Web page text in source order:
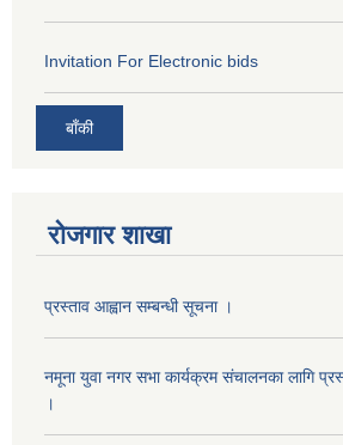
Invitation For Electronic bids
बाँकी
रोजगार शाखा
प्रस्ताव आह्वान सम्बन्धी सूचना ।
नमूना युवा नगर सभा कार्यक्रम संचालनका लागि
।